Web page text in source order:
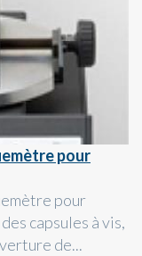
pour
pour
capsules à vis,
de...